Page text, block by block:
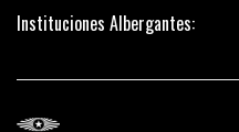
Instituciones Albergantes: